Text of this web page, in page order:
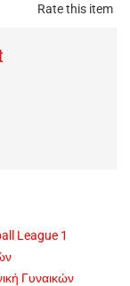
Rate this item
League 1
Γυναικών